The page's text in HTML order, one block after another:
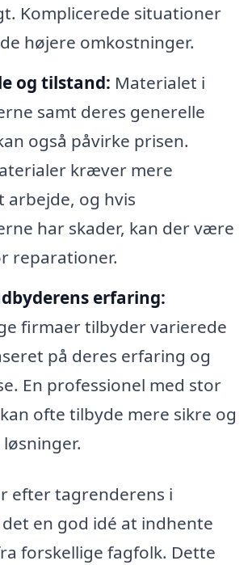
Komplicerede situationer
højere omkostninger.
og tilstand: Materialet i
samt deres generelle
også påvirke prisen.
kræver mere
arbejde, og hvis
har skader, kan der være
reparationer.
erfaring:
firmaer tilbyder varierede
på deres erfaring og
En professionel med stor
ofte tilbyde mere sikre og
efter tagrenderens i
en god idé at indhente
forskellige fagfolk. Dette